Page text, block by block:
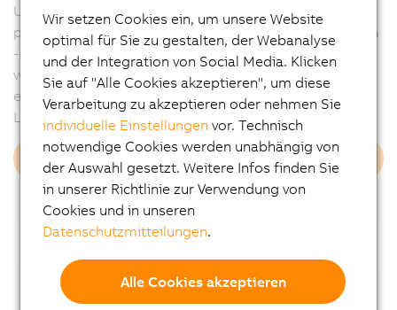
Unsere Automatisierungslösungen helfen Kunden in
praktisch jeder Branche,
mit weniger mehr zu erreichen
- sie sind produktiver auf weniger Raum, verbrauchen
weniger Energie und erzeugen weniger Abfall. Ebenso
engagiert treiben wir gemeinsam mit unseren
Lieferanten den sozialen Fortschritt voran.
Wir setzen Cookies ein, um unsere Website
optimal für Sie zu gestalten, der Webanalyse
und der Integration von Social Media. Klicken
Sie auf "Alle Cookies akzeptieren", um diese
Verarbeitung zu akzeptieren oder nehmen Sie
individuelle Einstellungen vor. Technisch
notwendige Cookies werden unabhängig von
der Auswahl gesetzt. Weitere Infos finden Sie
in unserer Richtlinie zur Verwendung von
Cookies und in unseren
Datenschutzmitteilungen.
Alle Cookies akzeptieren